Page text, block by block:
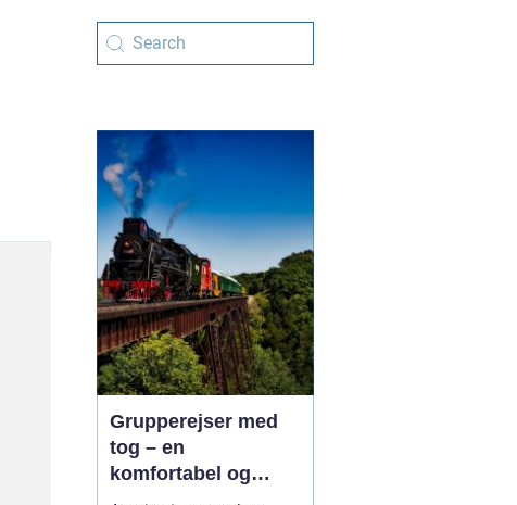
Grupperejser med
tog – en
komfortabel og
social måde at